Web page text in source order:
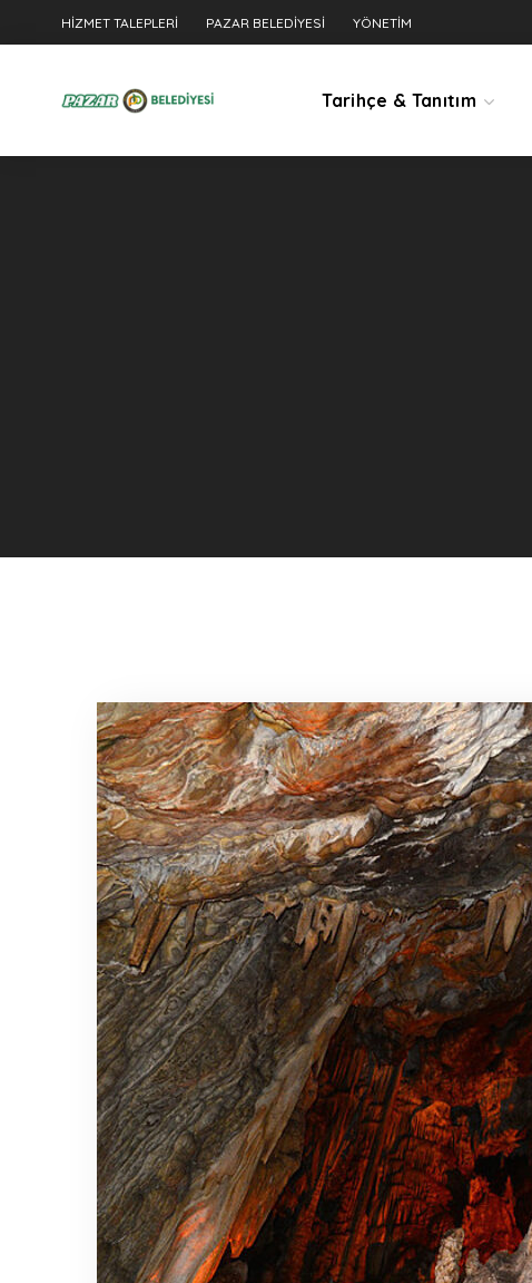
HIZMET TALEPLERI PAZAR BELEDIYESI YÖNETIM
Tarihçe & Tanıtım